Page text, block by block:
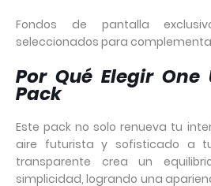
Fondos de pantalla
seleccionados para
Por Qué Elegir One
Pack
Este pack no solo renueva tu
aire futurista y sofisticado a
transparente crea un
simplicidad, logrando una